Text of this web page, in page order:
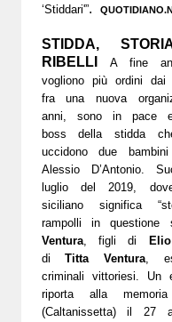
‘Stiddari'”.
STIDDA,
RIBELLI A fine
vogliono più ordini
fra una nuova
anni, sono in pace
boss della stidda
uccidono due
Alessio D’Antonio.
luglio del 2019,
siciliano significa
rampolli in questione
Ventura, figli di
diTitta Ventura,
criminali vittoriesi. Un
riporta alla
(Caltanissetta) il 27